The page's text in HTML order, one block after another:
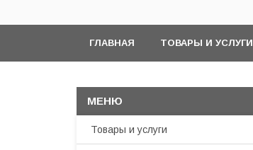
ГЛАВНАЯ ТОВАРЫ И УСЛУГИ
Товары и услуги